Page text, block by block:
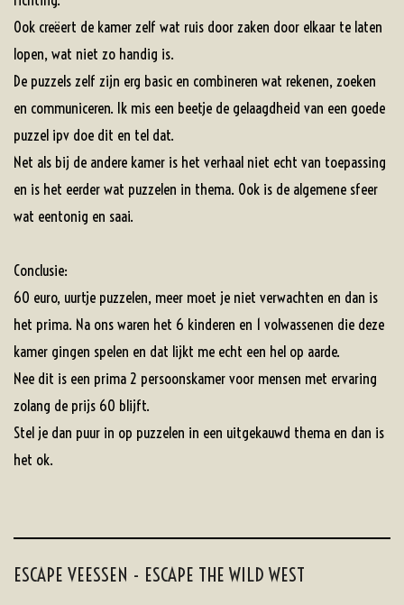
Ook creëert de kamer zelf wat ruis door zaken door elkaar te laten
lopen, wat niet zo handig is.
De puzzels zelf zijn erg basic en combineren wat rekenen, zoeken
en communiceren. Ik mis een beetje de gelaagdheid van een goede
puzzel ipv doe dit en tel dat.
Net als bij de andere kamer is het verhaal niet echt van toepassing
en is het eerder wat puzzelen in thema. Ook is de algemene sfeer
wat eentonig en saai.
Conclusie:
60 euro, uurtje puzzelen, meer moet je niet verwachten en dan is
het prima. Na ons waren het 6 kinderen en 1 volwassenen die deze
kamer gingen spelen en dat lijkt me echt een hel op aarde.
Nee dit is een prima 2 persoonskamer voor mensen met ervaring
zolang de prijs 60 blijft.
Stel je dan puur in op puzzelen in een uitgekauwd thema en dan is
het ok.
ESCAPE VEESSEN - ESCAPE THE WILD WEST